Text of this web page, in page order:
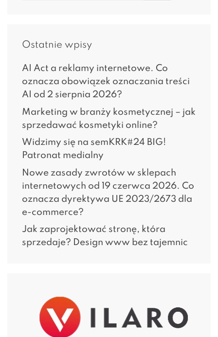
Ostatnie wpisy
AI Act a reklamy internetowe. Co
oznacza obowiązek oznaczania treści
AI od 2 sierpnia 2026?
Marketing w branży kosmetycznej – jak
sprzedawać kosmetyki online?
Widzimy się na semKRK#24 BIG!
Patronat medialny
Nowe zasady zwrotów w sklepach
internetowych od 19 czerwca 2026. Co
oznacza dyrektywa UE 2023/2673 dla
e-commerce?
Jak zaprojektować stronę, która
sprzedaje? Design www bez tajemnic